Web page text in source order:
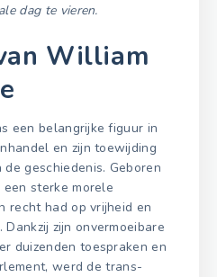
dag te vieren.
William
een belangrijke figuur in
en zijn toewijding
geschiedenis. Geboren
sterke morele
recht had op vrijheid en
zijn onvermoeibare
duizenden toespraken en
werd de trans-